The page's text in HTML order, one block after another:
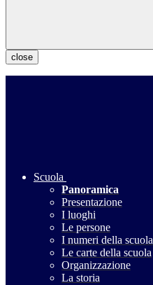
close
Scuola
Panoramica
Presentazione
I luoghi
Le persone
I numeri della scuola
Le carte della scuola
Organizzazione
La storia